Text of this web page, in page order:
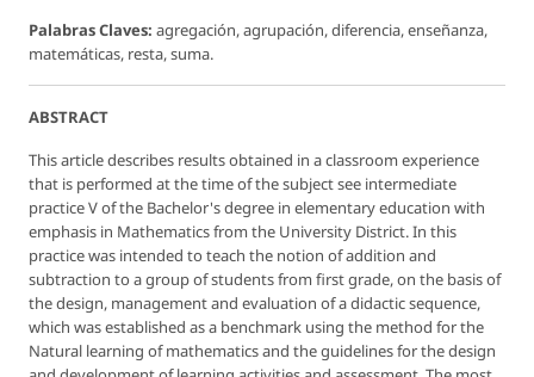
Palabras Claves: agregación, agrupación, diferencia, enseñanza,
matemáticas, resta, suma.
ABSTRACT
This article describes results obtained in a classroom experience
that is performed at the time of the subject see intermediate
practice V of the Bachelor's degree in elementary education with
emphasis in Mathematics from the University District. In this
practice was intended to teach the notion of addition and
subtraction to a group of students from first grade, on the basis of
the design, management and evaluation of a didactic sequence,
which was established as a benchmark using the method for the
Natural learning of mathematics and the guidelines for the design